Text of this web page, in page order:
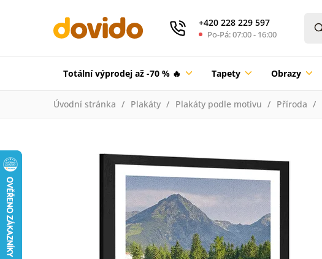
+420 228 229 597
Po-Pá: 07:00 - 16:00
Totální výprodej až -70 % 🔥 Tapety Obrazy
Úvodní stránka Plakáty Plakáty podle motivu Příroda